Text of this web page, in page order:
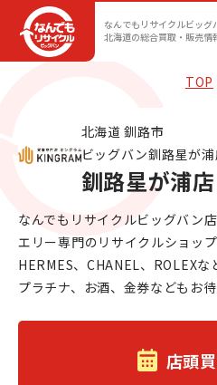
なんでもリサイクルビッグ
北海道の総合買取・販売情
TOP
釧路星が浦店
北海道 釧路市
ビッグバン釧路星が浦
なんでもリサイクルビッグバン
エリー専門のリサイクルショップ
HERMES、CHANEL、ROLEXな
プラチナ、お酒、金券などもお
店頭